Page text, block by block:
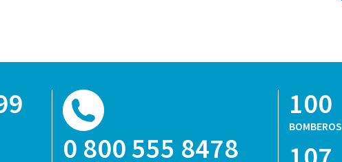
0 800 555 8478
100
BOMBEROS